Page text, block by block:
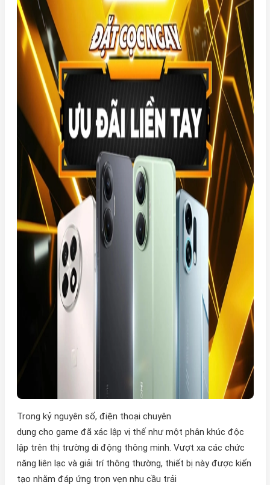
Trong kỷ nguyên số, điện thoại chuyên
dụng cho game đã xác lập vị thế như một phân khúc độc
lập trên thị trường di động thông minh. Vượt xa các chức
năng liên lạc và giải trí thông thường, thiết bị này được kiến
tạo nhằm đáp ứng trọn vẹn nhu cầu trải